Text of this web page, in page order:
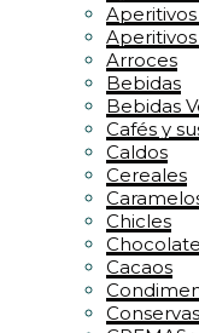
Arroces
Bebidas
Bebidas
Cafés y
Caldos
Cereales
Chicles
Cacaos
Conservas